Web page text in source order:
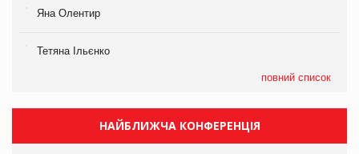
Яна Олентир
Тетяна Ільєнко
повний список
НАЙБЛИЖЧА КОНФЕРЕНЦІЯ